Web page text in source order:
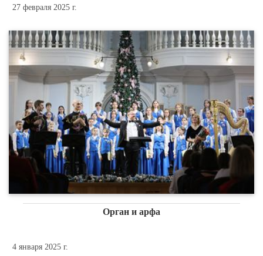
27 февраля 2025 г.
Орган и арфа
4 января 2025 г.